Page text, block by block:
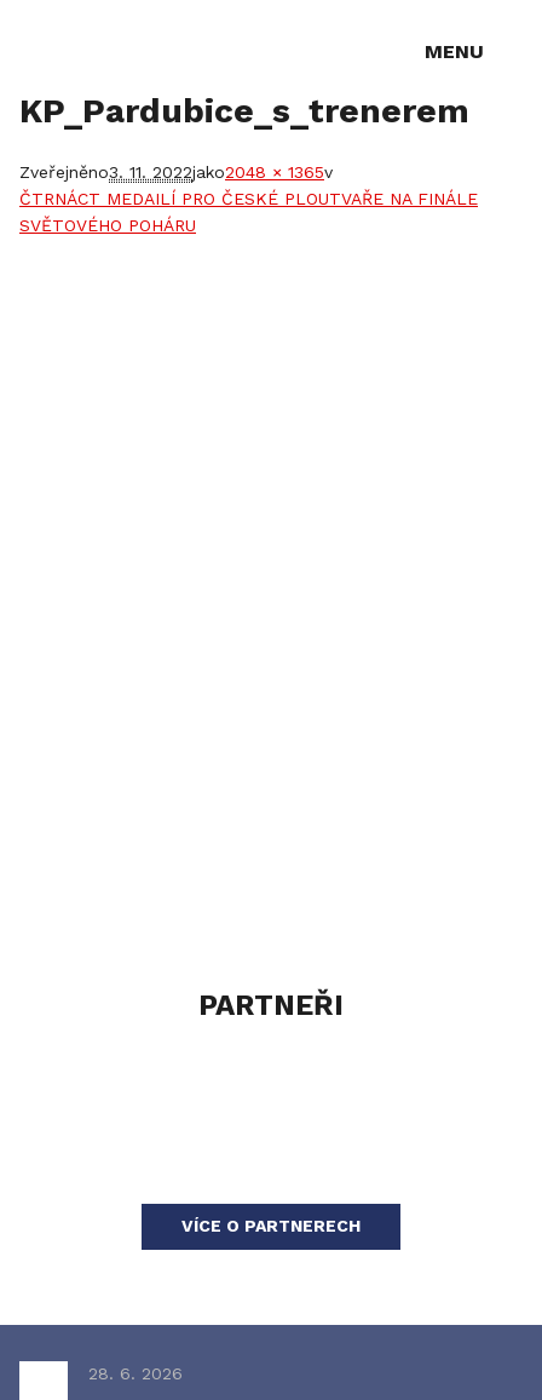
MENU
KP_Pardubice_s_trenerem
Zveřejněno3. 11. 2022jako2048 × 1365v
ČTRNÁCT MEDAILÍ PRO ČESKÉ PLOUTVAŘE NA FINÁLE
SVĚTOVÉHO POHÁRU
PARTNEŘI
VÍCE O PARTNERECH
28. 6. 2026